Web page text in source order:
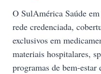
O SulAmérica Saúde
rede credenciada,
exclusivos em
materiais hospitalares,
programas de bem-estar